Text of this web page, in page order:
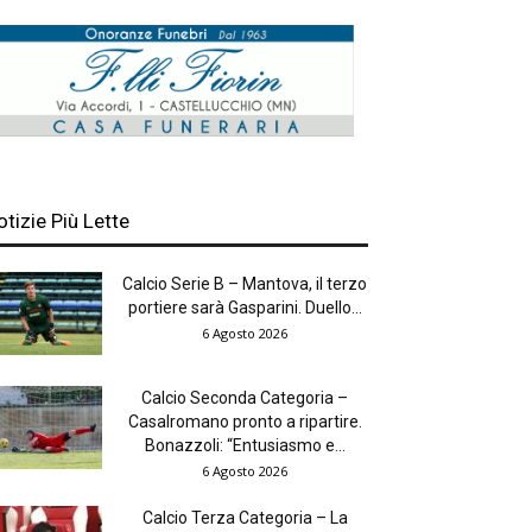
Più Lette
Calcio Serie B – Mantova, il terzo
portiere sarà Gasparini. Duello...
6 Agosto 2026
Calcio Seconda Categoria –
Casalromano pronto a ripartire.
Bonazzoli: “Entusiasmo e...
6 Agosto 2026
Calcio Terza Categoria – La